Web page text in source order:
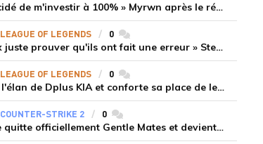
« J'ai décidé de m'investir à 100% » Myrwn après le réveil de Movistar KOI face à Fnatic
LEAGUE OF LEGENDS 0commentaires
« Je veux juste prouver qu'ils ont fait une erreur » Stend se confie sur son mercato chaotique et ses ambitions avec Shifters
LEAGUE OF LEGENDS 0commentaires
T1 brise l'élan de Dplus KIA et conforte sa place de leader en LCK 2026 Rounds 3-4
COUNTER-STRIKE 2 0commentaires
deLonge quitte officiellement Gentle Mates et devient agent libre